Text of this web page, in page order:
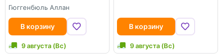
Гюггенбюль Аллан
В корзину
9 августа (Вс)
В корзину
9 августа (Вс)